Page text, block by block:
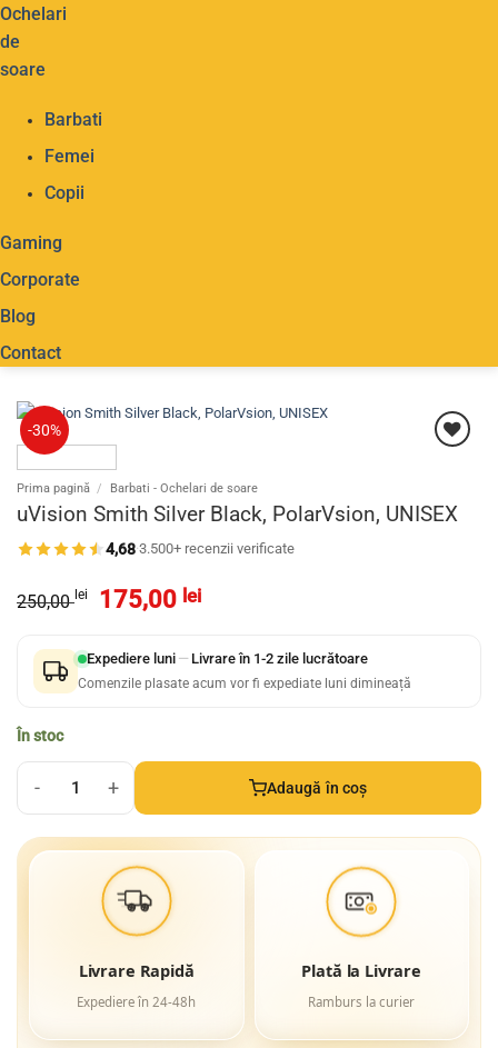
Ochelari
de
soare
Barbati
Femei
Copii
Gaming
Corporate
Blog
Contact
-30%
Prima pagină / Barbati - Ochelari de soare
uVision Smith Silver Black, PolarVsion, UNISEX
4,68·3.500+ recenzii verificate
250,00 lei
Prețul
fost:
250,00 lei.
175,00 leiPrețul
este:
175,00 lei.
Expediere luni — Livrare în 1-2 zile lucrătoare
Comenzile plasate acum vor fi expediate luni dimineață
În stoc
Cantitate uVision Smith Silver Black, PolarVsion, UNISEX
Adaugă în coș
Livrare Rapidă
Expediere în 24-48h
Plată la Livrare
Ramburs la curier